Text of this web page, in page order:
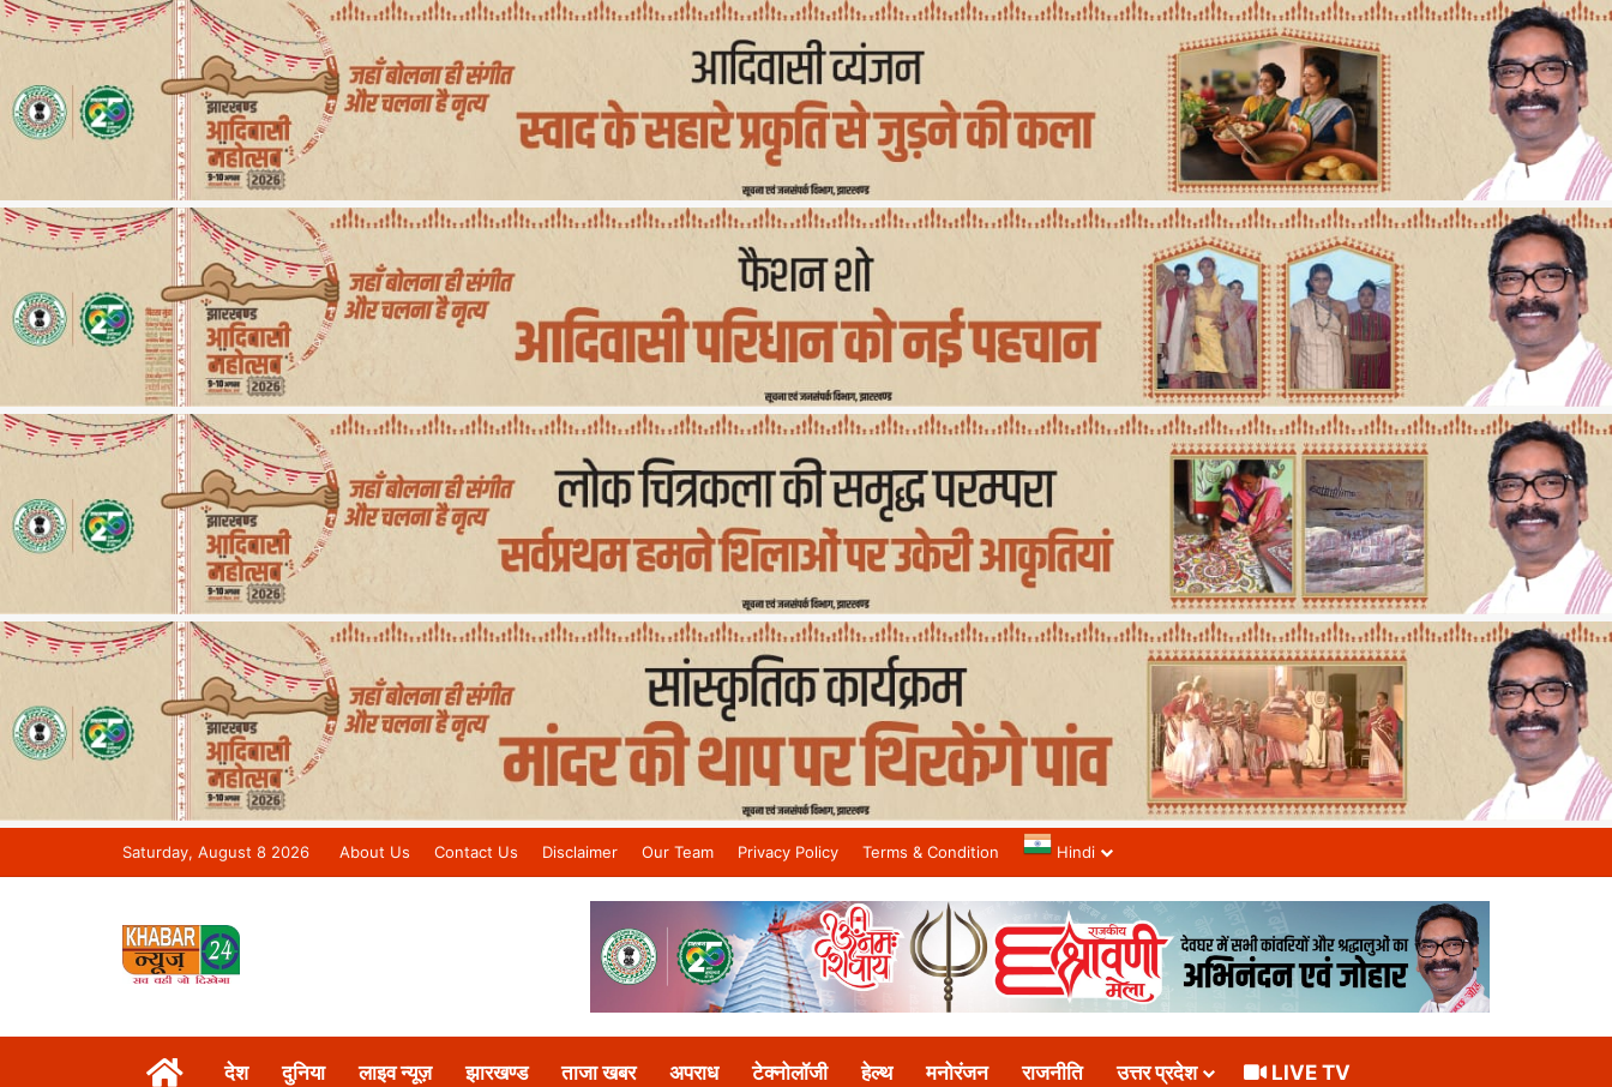
Saturday, August 8 2026 About Us Contact Us Disclaimer Our Team Privacy Policy Terms & Condition Hindi
Khabar 24 News Tv | Bihar/Jharkhand No.1 News Channel
देश दुनिया लाइव न्यूज़ झारखण्ड ताजा खबर अपराध टेक्नोलॉजी हेल्थ मनोरंजन राजनीति उत्तर प्रदेश LIVE TV